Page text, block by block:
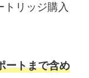
リッジ購入
ートまで含め